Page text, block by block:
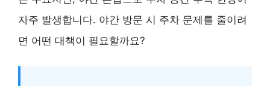
자주 발생합니다. 야간 방문 시 주차 문제를 줄이려
면 어떤 대책이 필요할까요?